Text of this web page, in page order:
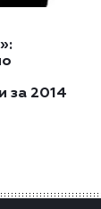
за 2014